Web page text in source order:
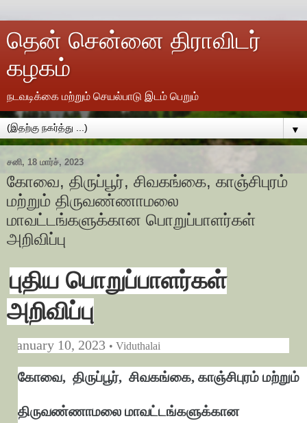
தென் சென்னை திராவிடர்
கழகம்
நடவடிக்கை மற்றும் செயல்பாடு இடம் பெறும்
▼
சனி, 18 மார்ச், 2023
கோவை, திருப்பூர், சிவகங்கை, காஞ்சிபுரம்
மற்றும் திருவண்ணாமலை
மாவட்டங்களுக்கான பொறுப்பாளர்கள்
அறிவிப்பு
புதிய பொறுப்பாளர்கள்
அறிவிப்பு
January 10, 2023 • Viduthalai
கோவை, திருப்பூர், சிவகங்கை, காஞ்சிபுரம் மற்றும்
திருவண்ணாமலை மாவட்டங்களுக்கான